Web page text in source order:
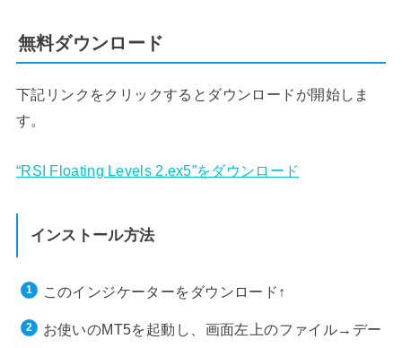
無料ダウンロード
下記リンクをクリックするとダウンロードが開始しま
す。
“RSI Floating Levels 2.ex5”をダウンロード
インストール方法
このインジケーターをダウンロード↑
お使いのMT5を起動し、画面左上のファイル→デー